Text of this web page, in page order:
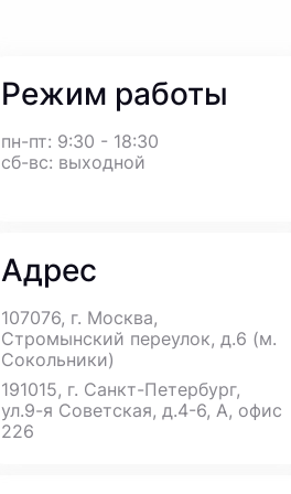
Режим работы
пн-пт: 9:30 - 18:30
сб-вс: выходной
Адрес
107076, г. Москва,
Стромынский переулок, д.6 (м.
Сокольники)
191015, г. Санкт-Петербург,
ул.9-я Советская, д.4-6, А, офис
226